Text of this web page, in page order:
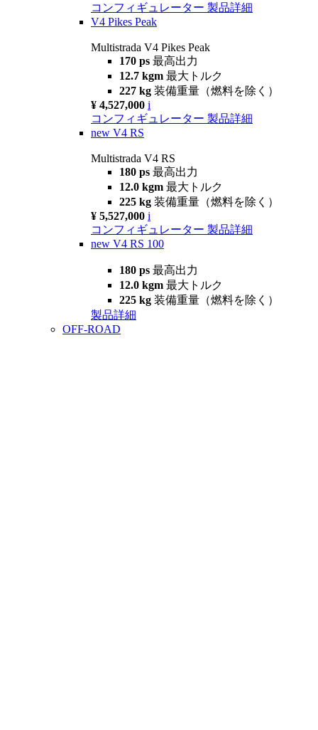
コンフィギュレーター 製品詳細
V4 Pikes Peak
Multistrada V4 Pikes Peak
170 ps 最高出力
12.7 kgm 最大トルク
227 kg 装備重量（燃料を除く）
¥ 4,527,000 i
コンフィギュレーター 製品詳細
new V4 RS
Multistrada V4 RS
180 ps 最高出力
12.0 kgm 最大トルク
225 kg 装備重量（燃料を除く）
¥ 5,527,000 i
コンフィギュレーター 製品詳細
new V4 RS 100
180 ps 最高出力
12.0 kgm 最大トルク
225 kg 装備重量（燃料を除く）
製品詳細
OFF-ROAD